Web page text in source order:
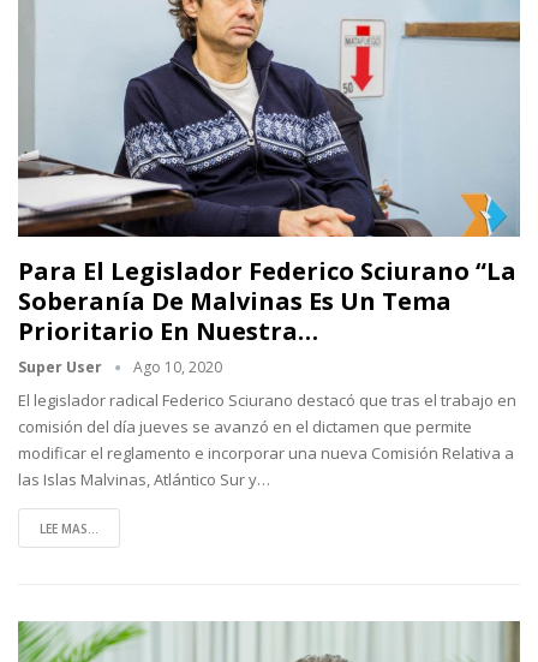
Para El Legislador Federico Sciurano “La
Soberanía De Malvinas Es Un Tema
Prioritario En Nuestra…
Super User Ago 10, 2020
El legislador radical Federico Sciurano destacó que tras el trabajo en
comisión del día jueves se avanzó en el dictamen que permite
modificar el reglamento e incorporar una nueva Comisión Relativa a
las Islas Malvinas, Atlántico Sur y…
LEE MAS...